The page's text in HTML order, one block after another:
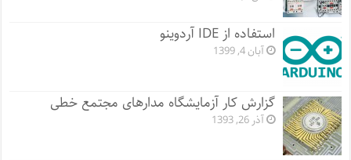
استفاده از IDE آردوینو
آبان 4, 1399
گزارش کار آزمایشگاه مدارهای مجتمع خطی
آذر 26, 1393